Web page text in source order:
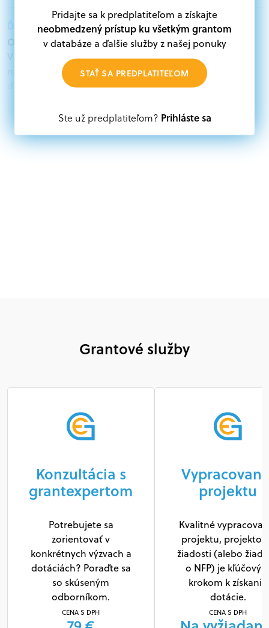
Ďalšie informácie:
Oprávnení žiadatelia:
V databáze grantov a dotácií na portáli Grantexpert.sk
nájdete aktuálne výzvy z eurofondov, plánu obnovy a
ďalších zdrojov.
Oprávnení partneri:
Akákoľvek právnická osoba, t. j. verejný alebo súkromný
subjekt, komerčný alebo nekomerčný, ako aj
Pridajte sa k predplatiteľom a získajte
neobmedzený prístup ku všetkým grantom
v databáze a ďalšie služby z našej ponuky
STAŤ SA PREDPLATITEĽOM
Ste už predplatiteľom? Prihláste sa
Grantové služby
Konzultácia s
grantexpertom
Potrebujete sa
zorientovať v
konkrétnych výzvach a
dotáciách? Poraďte sa
so skúseným
odborníkom.
CENA S DPH
projektu
Kvalitné
projektu,
žiadosti (alebo
o NFP) je
krokom k získaniu
dotácie.
CENA S DPH